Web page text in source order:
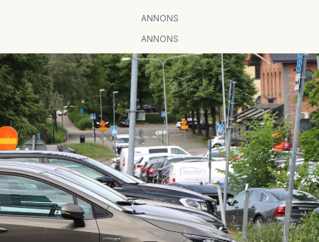
ANNONS
ANNONS